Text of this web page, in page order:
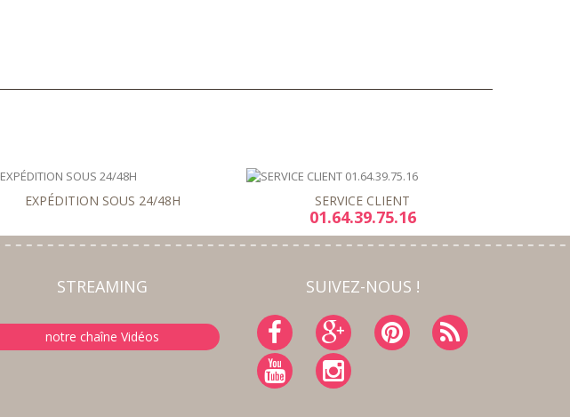
EXPÉDITION SOUS 24/48H SERVICE CLIENT
01.64.39.75.16
STREAMING
notre chaîne Vidéos
SUIVEZ-NOUS !